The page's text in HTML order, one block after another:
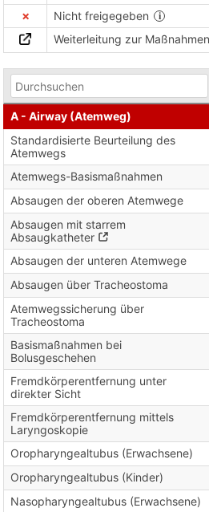
✗
Nicht freigegeben
Weiterleitung zur
A - Airway (Atemweg)
Standardisierte Beurteilung des
Atemwegs
Atemwegs-Basismaßnahmen
Absaugen der oberen Atemwege
Absaugen mit starrem
Absaugkatheter
Absaugen der unteren Atemwege
Absaugen über Tracheostoma
Atemwegssicherung über
Tracheostoma
Basismaßnahmen bei
Bolusgeschehen
Fremdkörperentfernung unter
direkter Sicht
Fremdkörperentfernung mittels
Laryngoskopie
Oropharyngealtubus (Erwachsene)
Oropharyngealtubus (Kinder)
Nasopharyngealtubus (Erwachsene)